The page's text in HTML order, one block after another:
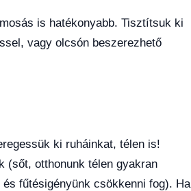
is hatékonyabb. Tisztítsuk ki
vagy olcsón beszerezhető
ki ruháinkat, télen is!
(sőt, otthonunk télen gyakran
fűtésigényünk csökkenni fog). Ha